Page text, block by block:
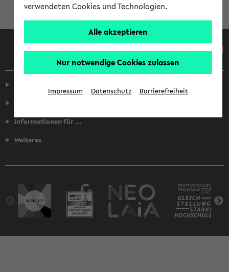
Informationen für ...
Weiteres
verwendeten Cookies und Technologien.
Alle akzeptieren
Nur notwendige Cookies zulassen
Impressum Datenschutz Barrierefreiheit